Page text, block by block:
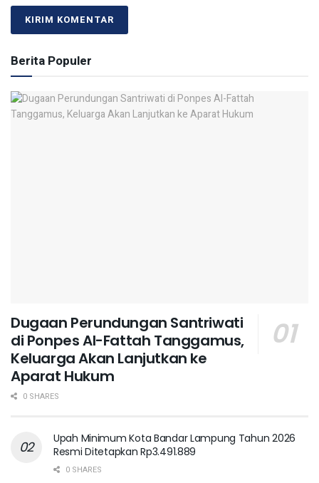
Berita Populer
Dugaan Perundungan Santriwati
di Ponpes Al-Fattah Tanggamus,
Keluarga Akan Lanjutkan ke
Aparat Hukum ‎
0 SHARES
Upah Minimum Kota Bandar Lampung Tahun 2026
Resmi Ditetapkan Rp3.491.889
0 SHARES